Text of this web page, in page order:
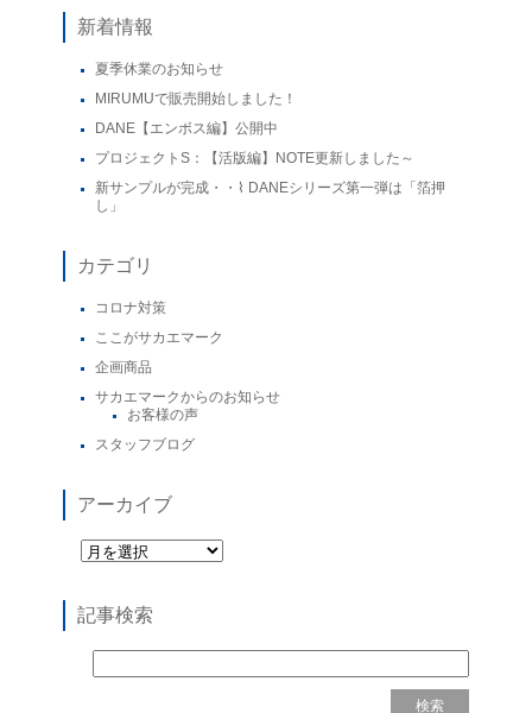
新着情報
夏季休業のお知らせ
MIRUMUで販売開始しました！
DANE【エンボス編】公開中
プロジェクトS：【活版編】NOTE更新しました～
新サンプルが完成・・⌇ DANEシリーズ第一弾は「箔押
し」
カテゴリ
コロナ対策
ここがサカエマーク
企画商品
サカエマークからのお知らせ
お客様の声
スタッフブログ
アーカイブ
記事検索